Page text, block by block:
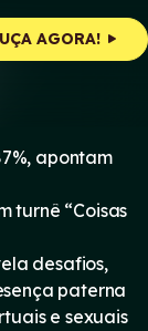
AGORA!
apontam
turnê “Coisas
desafios,
paterna
e sexuais